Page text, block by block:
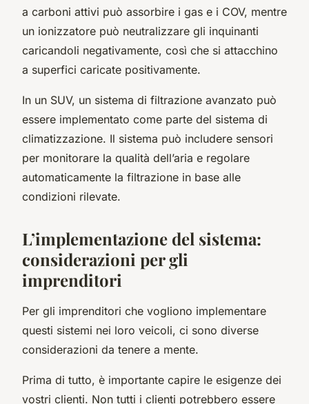
a carboni attivi può assorbire i gas e i COV, mentre
un ionizzatore può neutralizzare gli inquinanti
caricandoli negativamente, così che si attacchino
a superfici caricate positivamente.
In un SUV, un sistema di filtrazione avanzato può
essere implementato come parte del sistema di
climatizzazione. Il sistema può includere sensori
per monitorare la qualità dell’aria e regolare
automaticamente la filtrazione in base alle
condizioni rilevate.
L’implementazione del sistema:
considerazioni per gli
imprenditori
Per gli imprenditori che vogliono implementare
questi sistemi nei loro veicoli, ci sono diverse
considerazioni da tenere a mente.
Prima di tutto, è importante capire le esigenze dei
vostri clienti. Non tutti i clienti potrebbero essere